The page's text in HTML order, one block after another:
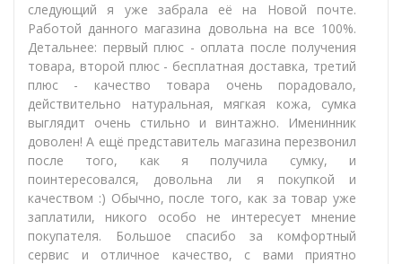
следующий я уже забрала её на Новой почте.
Работой данного магазина довольна на все 100%.
Детальнее: первый плюс - оплата после получения
товара, второй плюс - бесплатная доставка, третий
плюс - качество товара очень порадовало,
действительно натуральная, мягкая кожа, сумка
выглядит очень стильно и винтажно. Именинник
доволен! А ещё представитель магазина перезвонил
после того, как я получила сумку, и
поинтересовался, довольна ли я покупкой и
качеством :) Обычно, после того, как за товар уже
заплатили, никого особо не интересует мнение
покупателя. Большое спасибо за комфортный
сервис и отличное качество, с вами приятно